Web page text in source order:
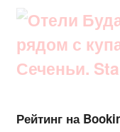
Рейтинг на